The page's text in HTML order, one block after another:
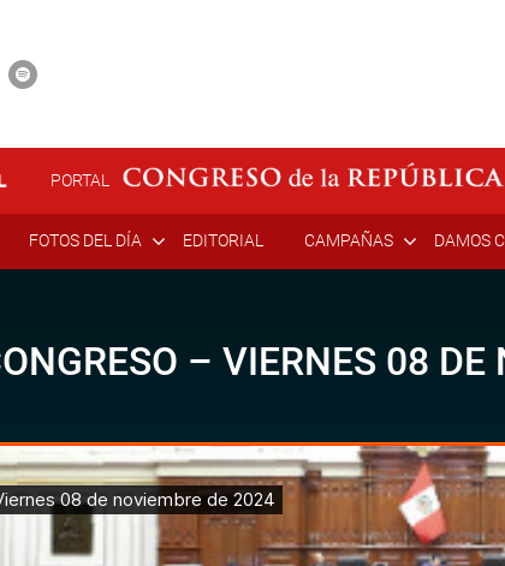
PORTAL
FOTOS DEL DÍA EDITORIAL CAMPAÑAS DAMOS
– VIERNES 08